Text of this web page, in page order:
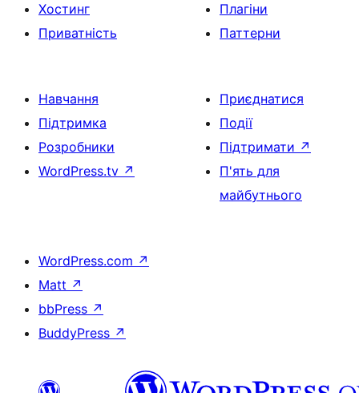
Хостинг
Приватність
Плагіни
Паттерни
Навчання
Підтримка
Розробники
WordPress.tv ↗
Приєднатися
Події
Підтримати ↗
П'ять для
майбутнього
WordPress.com ↗
Matt ↗
bbPress ↗
BuddyPress ↗